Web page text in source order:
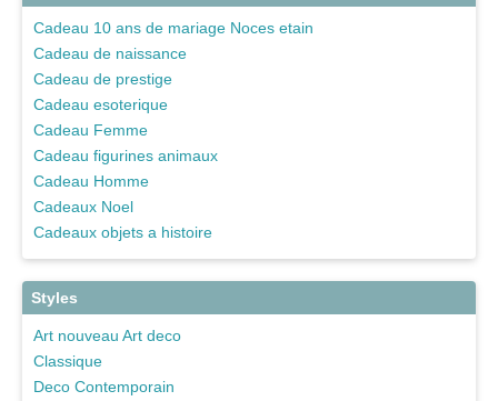
Cadeau 10 ans de mariage Noces etain
Cadeau de naissance
Cadeau de prestige
Cadeau esoterique
Cadeau Femme
Cadeau figurines animaux
Cadeau Homme
Cadeaux Noel
Cadeaux objets a histoire
Styles
Art nouveau Art deco
Classique
Deco Contemporain